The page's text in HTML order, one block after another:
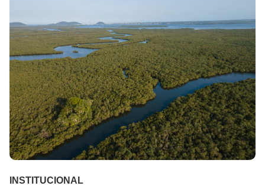
Contato
INSTITUCIONAL